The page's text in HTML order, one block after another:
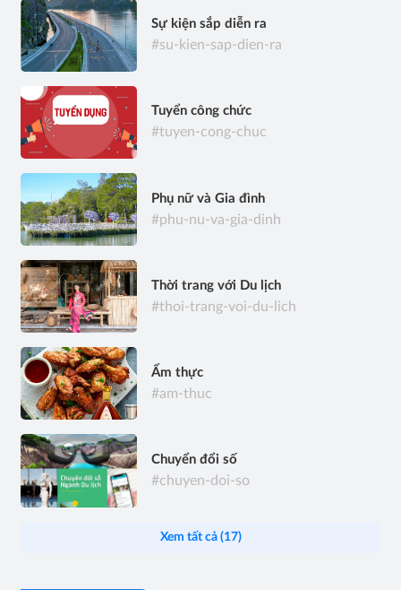
Sự kiện sắp diễn ra
#su-kien-sap-dien-ra
Tuyển công chức
#tuyen-cong-chuc
Phụ nữ và Gia đình
#phu-nu-va-gia-dinh
Thời trang với Du lịch
#thoi-trang-voi-du-lich
Ẩm thực
#am-thuc
Chuyển đổi số
#chuyen-doi-so
Xem tất cả (17)